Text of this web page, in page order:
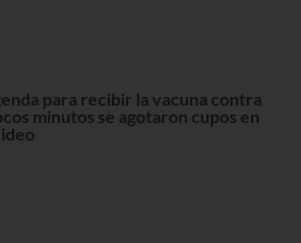
para recibir la vacuna contra
minutos se agotaron cupos en